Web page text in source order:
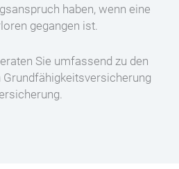
haben, wenn eine
gegangen ist.
Sie umfassend zu den